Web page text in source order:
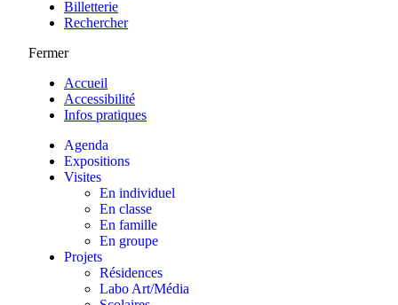
Billetterie
Rechercher
Fermer
Accueil
Accessibilité
Infos pratiques
Agenda
Expositions
Visites
En individuel
En classe
En famille
En groupe
Projets
Résidences
Labo Art/Média